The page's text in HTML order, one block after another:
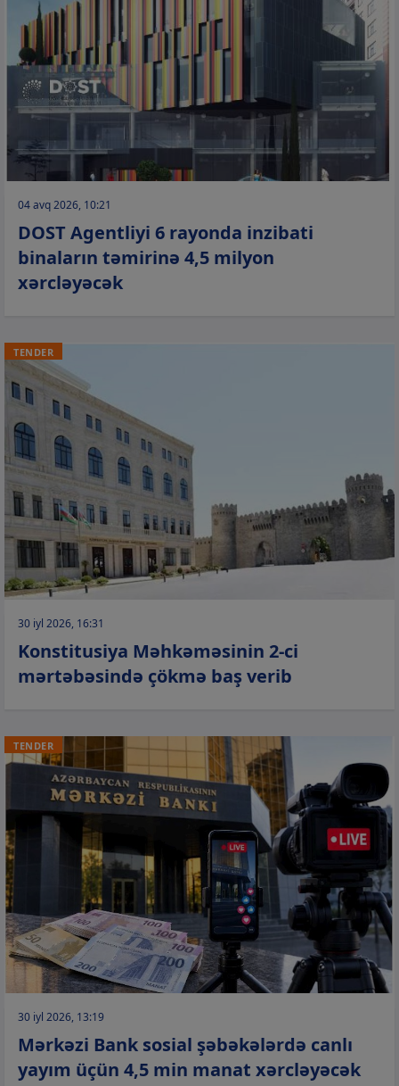
04 avq 2026, 10:21
DOST Agentliyi 6 rayonda inzibati
binaların təmirinə 4,5 milyon
xərcləyəcək
TENDER
30 iyl 2026, 16:31
Konstitusiya Məhkəməsinin 2-ci
mərtəbəsində çökmə baş verib
TENDER
30 iyl 2026, 13:19
Mərkəzi Bank sosial şəbəkələrdə canlı
yayım üçün 4,5 min manat xərcləyəcək